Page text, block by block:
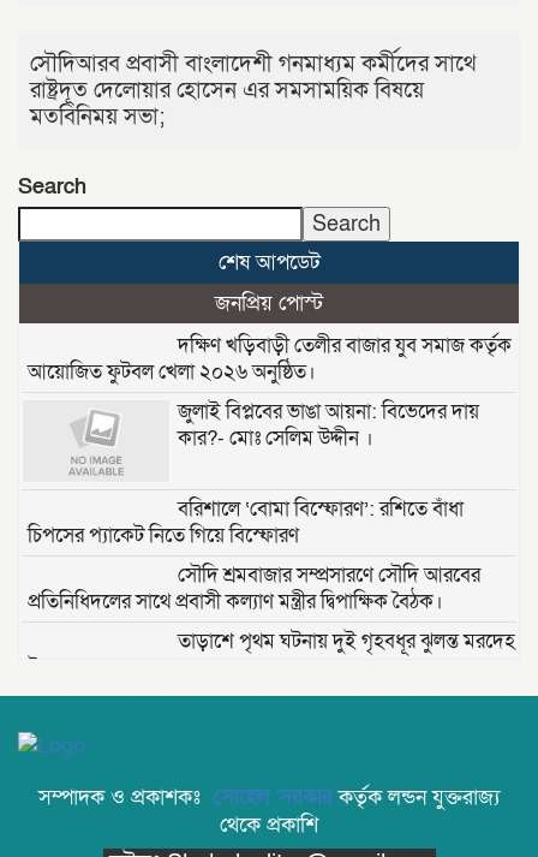
সৌদিআরব প্রবাসী বাংলাদেশী গনমাধ্যম কর্মীদের সাথে
রাষ্ট্রদূত দেলোয়ার হোসেন এর সমসাময়িক বিষয়ে
মতবিনিময় সভা;
Search
Search
শেষ আপডেট
জনপ্রিয় পোস্ট
দক্ষিণ খড়িবাড়ী তেলীর বাজার যুব সমাজ কর্তৃক
আয়োজিত ফুটবল খেলা ২০২৬ অনুষ্ঠিত।
জুলাই বিপ্লবের ভাঙা আয়না: বিভেদের দায়
কার?- মোঃ সেলিম উদ্দীন ।
বরিশালে ‘বোমা বিস্ফোরণ’: রশিতে বাঁধা
চিপসের প্যাকেট নিতে গিয়ে বিস্ফোরণ
সৌদি শ্রমবাজার সম্প্রসারণে সৌদি আরবের
প্রতিনিধিদলের সাথে প্রবাসী কল্যাণ মন্ত্রীর দ্বিপাক্ষিক বৈঠক।
তাড়াশে পৃথম ঘটনায় দুই গৃহবধূর ঝুলন্ত মরদেহ
উদ্ধার
মানবিক সংগঠন সিলেট-চট্টগ্রাম ফ্রেন্ডশিপ
ফাউন্ডেশন যুক্তরাজ্য শাখা’র কমিটি গঠন
সম্পাদক ও প্রকাশকঃ সোহেল সরকারকর্তৃক লন্ডন যুক্তরাজ্য
থেকে প্রকাশি